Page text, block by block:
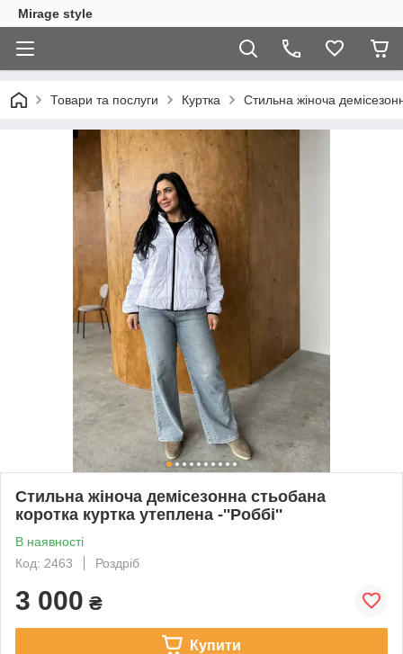
Mirage style
Товари та послуги Куртка Стильна жіноча
Стильна жіноча демісезонна стьобана
коротка куртка утеплена -''Роббі''
В наявності
Код: 2463
Роздріб
3 000 ₴
Купити